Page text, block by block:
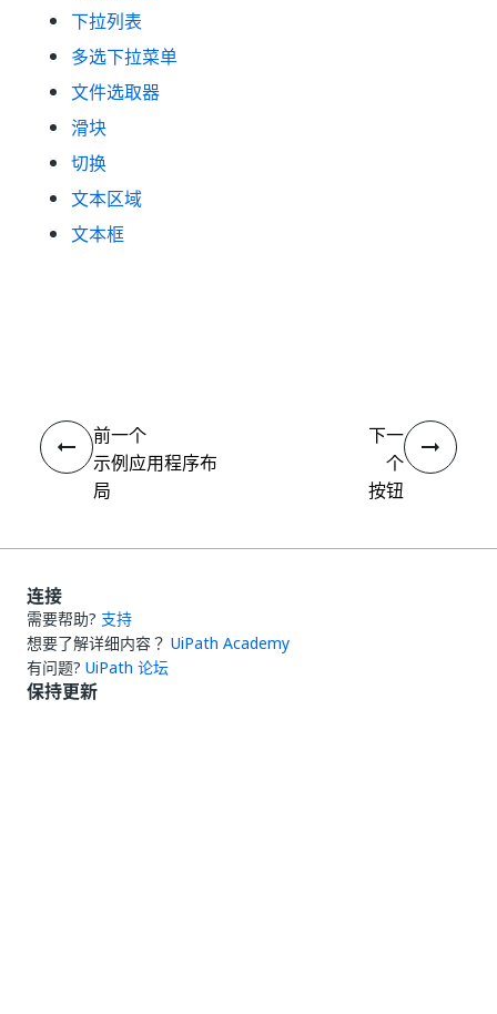
下拉列表
多选下拉菜单
文件选取器
滑块
切换
文本区域
文本框
前一个
示例应用程序布
局
下一
个
按钮
连接
需要帮助? 支持
想要了解详细内容？ UiPath Academy
有问题? UiPath 论坛
保持更新